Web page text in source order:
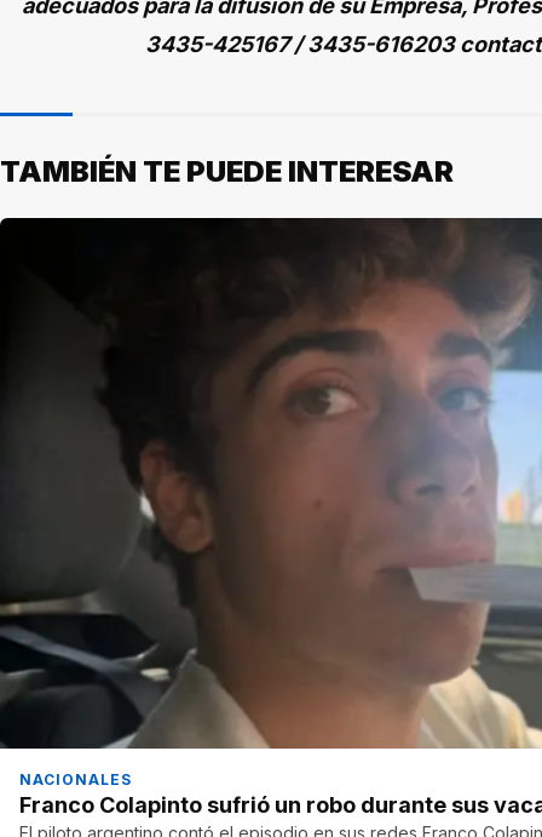
adecuados para la difusión de su Empresa,
3435-425167 / 3435-616203
TAMBIÉN TE PUEDE INTERESAR
NACIONALES
Franco Colapinto sufrió un robo durante sus
El piloto argentino contó el episodio en sus redes Franco